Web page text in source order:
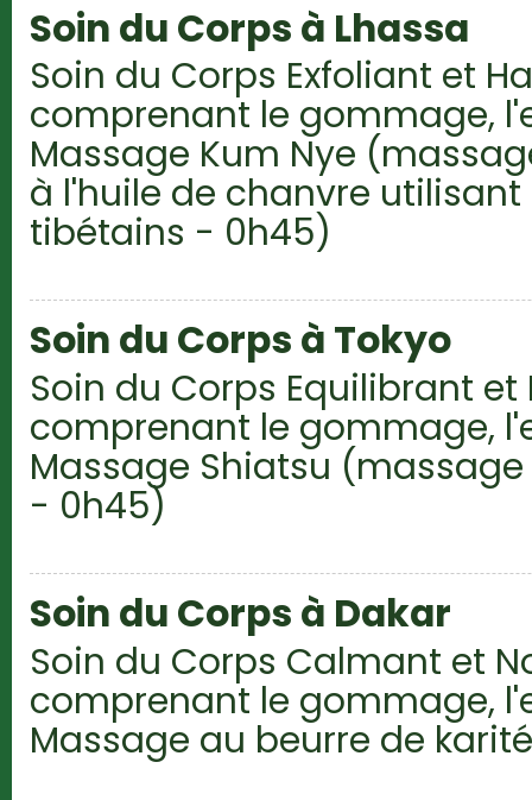
Soin du Corps à Lhassa
Soin du Corps Exfoliant et
comprenant le gommage,
Massage Kum Nye
à l'huile de chanvre
tibétains - 0h45)
Soin du Corps à Tokyo
Soin du Corps Equilibrant
comprenant le gommage,
Massage Shiatsu
- 0h45)
Soin du Corps à Dakar
Soin du Corps Calmant et
comprenant le gommage,
Massage au beurre de